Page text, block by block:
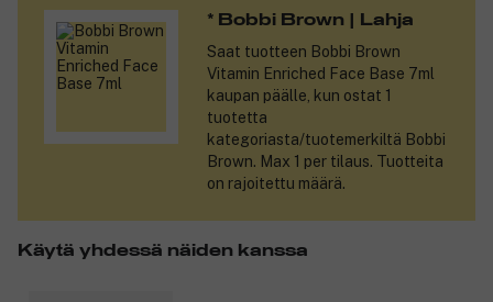
Rikastettu E-vitamiinilla, joka auttaa suojaamaan ihoa, ja
kehitetty ilman eläinperäisiä ainesosia sekä gluteenia.
Kiinnittää meikin ja viimeistelee foundationin.
Hillitä kiiltävää ihoa koko päivän ajan.
Antaa luonnollisen mattapinnan.
Tasoittaa ihon tekstuuria ja sävyä.
Öljytön.
* Bobbi Brown | Lahja
Saat tuotteen Bobbi Brown
Vitamin Enriched Face Base 7ml
kaupan päälle, kun ostat 1
tuotetta
kategoriasta/tuotemerkiltä Bobbi
Brown. Max 1 per tilaus. Tuotteita
on rajoitettu määrä.
Käytä yhdessä näiden kanssa